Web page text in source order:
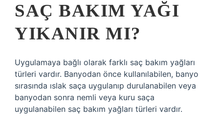
SAÇ BAKIM YAĞI
YIKANIR MI?
Uygulamaya bağlı olarak farklı saç bakım yağları
türleri vardır. Banyodan önce kullanılabilen, banyo
sırasında ıslak saça uygulanıp durulanabilen veya
banyodan sonra nemli veya kuru saça
uygulanabilen saç bakım yağları türleri vardır.